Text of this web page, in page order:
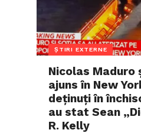
ȘTIRI EXTERNE
Nicolas Maduro
ajuns în New
deținuți în
au stat Sean
R. Kelly